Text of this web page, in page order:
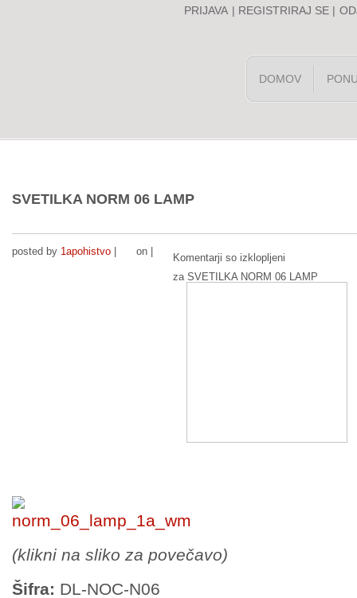
| REGISTRIRAJ SE |
PRIJAVA
DOMOV
SVETILKA NORM 06 LAMP
posted by 1apohistvo on |
Komentarji so izklopljeni
za SVETILKA NORM 06 LAMP
(klikni na sliko za povečavo)
Šifra: DL-NOC-N06